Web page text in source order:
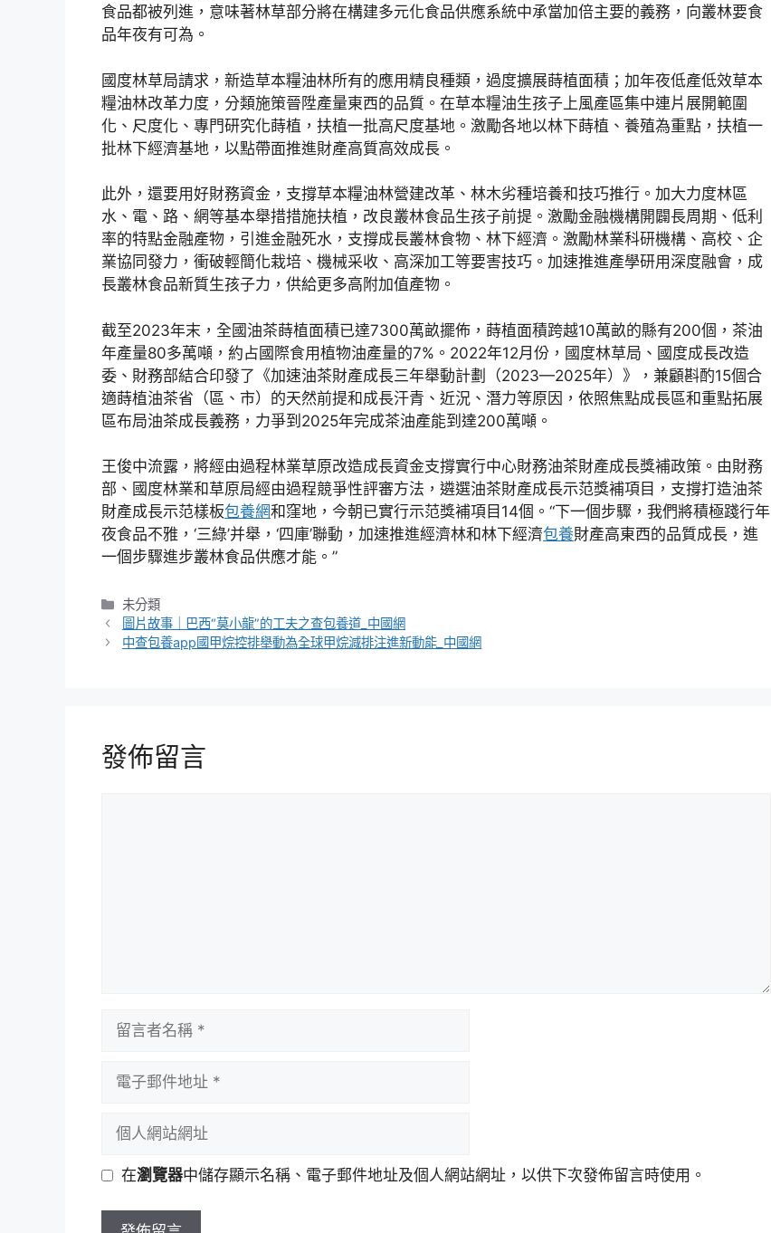
食品都被列進，意味著林草部分將在構建多元化食品供應系統中承當加倍主要的義務，向叢林要食
品年夜有可為。
國度林草局請求，新造草本糧油林所有的應用精良種類，過度擴展蒔植面積；加年夜低產低效草本
糧油林改革力度，分類施策晉陞產量東西的品質。在草本糧油生孩子上風產區集中連片展開範圍
化、尺度化、專門研究化蒔植，扶植一批高尺度基地。激勵各地以林下蒔植、養殖為重點，扶植一
批林下經濟基地，以點帶面推進財產高質高效成長。
此外，還要用好財務資金，支撐草本糧油林營建改革、林木劣種培養和技巧推行。加大力度林區
水、電、路、網等基本舉措措施扶植，改良叢林食品生孩子前提。激勵金融機構開闢長周期、低利
率的特點金融產物，引進金融死水，支撐成長叢林食物、林下經濟。激勵林業科研機構、高校、企
業協同發力，衝破輕簡化栽培、機械采收、高深加工等要害技巧。加速推進產學研用深度融會，成
長叢林食品新質生孩子力，供給更多高附加值產物。
截至2023年末，全國油茶蒔植面積已達7300萬畝擺佈，蒔植面積跨越10萬畝的縣有200個，茶油
年產量80多萬噸，約占國際食用植物油產量的7%。2022年12月份，國度林草局、國度成長改造
委、財務部結合印發了《加速油茶財產成長三年舉動計劃（2023—2025年）》，兼顧斟酌15個合
適蒔植油茶省（區、市）的天然前提和成長汗青、近況、潛力等原因，依照焦點成長區和重點拓展
區布局油茶成長義務，力爭到2025年完成茶油產能到達200萬噸。
王俊中流露，將經由過程林業草原改造成長資金支撐實行中心財務油茶財產成長獎補政策。由財務
部、國度林業和草原局經由過程競爭性評審方法，遴選油茶財產成長示范獎補項目，支撐打造油茶
財產成長示范樣板包養網和窪地，今朝已實行示范獎補項目14個。“下一個步驟，我們將積極踐行年
夜食品不雅，‘三綠’并舉，‘四庫’聯動，加速推進經濟林和林下經濟包養財產高東西的品質成長，進
一個步驟進步叢林食品供應才能。”
分
類
未分類
圖片故事｜巴西“莫小龍”的工夫之查包養道_中國網
中查包養app國甲烷控排舉動為全球甲烷減排注進新動能_中國網
發佈留言
址
網
網
在瀏覽器中儲存顯示名稱、電子郵件地址及個人網站網址，以供下次發佈留言時使用。